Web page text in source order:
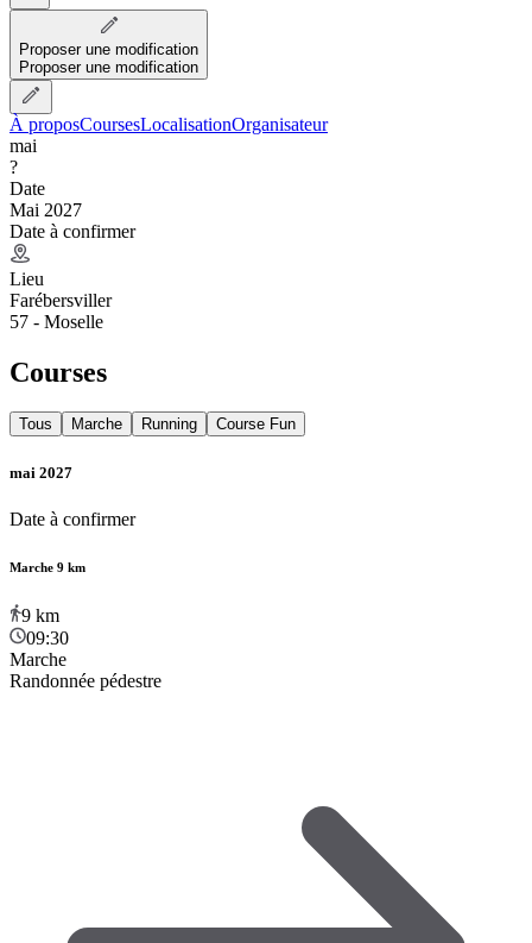
Proposer une modification
Proposer une modification
À proposCoursesLocalisationOrganisateur
mai
?
Date
Mai 2027
Date à confirmer
Lieu
Farébersviller
57 - Moselle
Courses
Tous Marche Running Course Fun
mai 2027
Date à confirmer
Marche 9 km
9 km
09:30
Marche
Randonnée pédestre